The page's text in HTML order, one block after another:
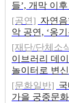
들’, 개막 이
[공연] 자연
악 공연, ‘옹
[재단/단체소
이브러리 데
놀이터로 변신
[문화일반]
가을 궁중문